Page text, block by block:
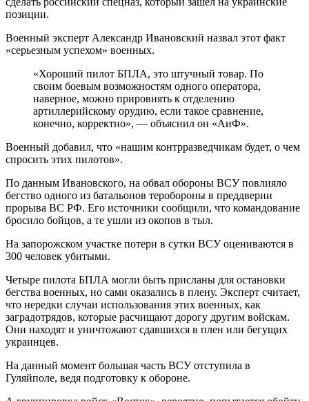
позиции.
Военный эксперт Александр Ивановский назвал этот факт
«серьезным успехом» военных.
«Хороший пилот БПЛА, это штучный товар. По
своим боевым возможностям одного оператора,
наверное, можно прировнять к отделению
артиллерийскому орудию, если такое сравнение,
конечно, корректно», — объяснил он «АиФ».
Военный добавил, что «нашим контрразведчикам будет, о чем
спросить этих пилотов».
По данным Ивановского, на обвал обороны ВСУ повлияло
бегство одного из батальонов теробороны в преддверии
прорыва ВС РФ. Его источники сообщили, что командование
бросило бойцов, а те ушли из окопов в тыл.
На запорожском участке потери в сутки ВСУ оцениваются в
300 человек убитыми.
Четыре пилота БПЛА могли быть присланы для остановки
бегства военных, но сами оказались в плену. Эксперт считает,
что нередки случаи использования этих военных, как
заградотрядов, которые расчищают дорогу другим войскам.
Они находят и уничтожают сдавшихся в плен или бегущих
украинцев.
На данный момент большая часть ВСУ отступила в
Гуляйполе, ведя подготовку к обороне.